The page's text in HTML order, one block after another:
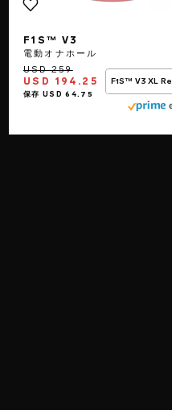
F1S™ V3
電動オナホール
USD 194.25 F1S™ V3 XL